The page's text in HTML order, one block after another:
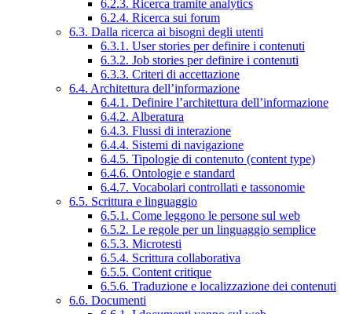
6.2.3. Ricerca tramite analytics
6.2.4. Ricerca sui forum
6.3. Dalla ricerca ai bisogni degli utenti
6.3.1. User stories per definire i contenuti
6.3.2. Job stories per definire i contenuti
6.3.3. Criteri di accettazione
6.4. Architettura dell’informazione
6.4.1. Definire l’architettura dell’informazione
6.4.2. Alberatura
6.4.3. Flussi di interazione
6.4.4. Sistemi di navigazione
6.4.5. Tipologie di contenuto (content type)
6.4.6. Ontologie e standard
6.4.7. Vocabolari controllati e tassonomie
6.5. Scrittura e linguaggio
6.5.1. Come leggono le persone sul web
6.5.2. Le regole per un linguaggio semplice
6.5.3. Microtesti
6.5.4. Scrittura collaborativa
6.5.5. Content critique
6.5.6. Traduzione e localizzazione dei contenuti
6.6. Documenti